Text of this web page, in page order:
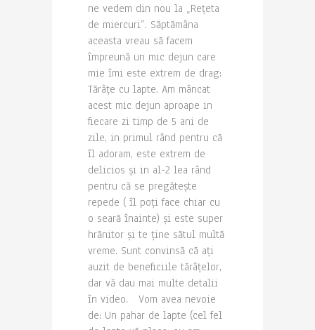
ne vedem din nou la „Rețeta
de miercuri”. Săptămâna
aceasta vreau să facem
împreună un mic dejun care
mie îmi este extrem de drag:
Tărâțe cu lapte. Am mâncat
acest mic dejun aproape in
fiecare zi timp de 5 ani de
zile, in primul rând pentru că
îl adoram, este extrem de
delicios și in al-2 lea rând
pentru că se pregătește
repede ( îl poți face chiar cu
o seară înainte) și este super
hrănitor și te ține sătul multă
vreme. Sunt convinsă că ați
auzit de beneficiile tărâțelor,
dar vă dau mai multe detalii
în video. Vom avea nevoie
de: Un pahar de lapte (cel fel